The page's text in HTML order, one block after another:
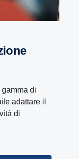
di
adattare il
di